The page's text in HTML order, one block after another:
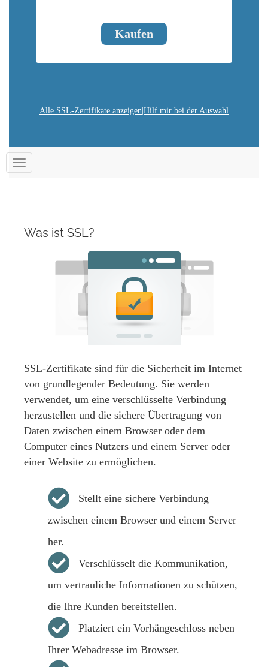
Kaufen
Alle SSL-Zertifikate anzeigen Hilf mir bei der Auswahl
Navigation
ein-/ausblenden
Was ist SSL?
SSL-Zertifikate sind für die Sicherheit im Internet
von grundlegender Bedeutung. Sie werden
verwendet, um eine verschlüsselte Verbindung
herzustellen und die sichere Übertragung von
Daten zwischen einem Browser oder dem
Computer eines Nutzers und einem Server oder
einer Website zu ermöglichen.
Stellt eine sichere Verbindung
zwischen einem Browser und einem Server
her.
Verschlüsselt die Kommunikation,
um vertrauliche Informationen zu schützen,
die Ihre Kunden bereitstellen.
Platziert ein Vorhängeschloss neben
Ihrer Webadresse im Browser.